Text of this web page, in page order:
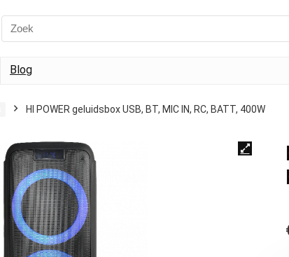
Blog
HI POWER geluidsbox USB, BT, MIC IN, RC, BATT, 400W